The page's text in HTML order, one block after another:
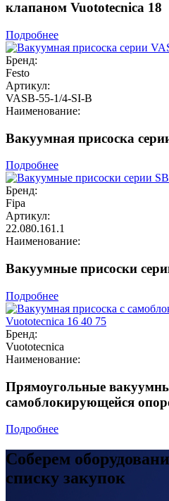
клапаном Vuototecnica 18
Подробнее
Бренд:
Festo
Артикул:
VASB-55-1/4-SI-B
Наименование:
Вакуумная присоска
Подробнее
Бренд:
Fipa
Артикул:
22.080.161.1
Наименование:
Вакуумные присоски
Подробнее
Бренд:
Vuototecnica
Наименование:
Прямоугольные
самоблокирующейся
Подробнее
Соберем
списку закупок